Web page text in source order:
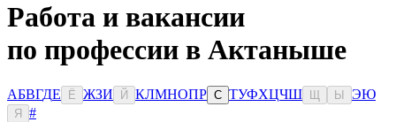
Работа и вакансии
по профессии в Актаныше
АБВГДЕ Ё ЖЗИ Й КЛМНОПР С ТУФХЦЧШ Ы ЭЮ
Я
#